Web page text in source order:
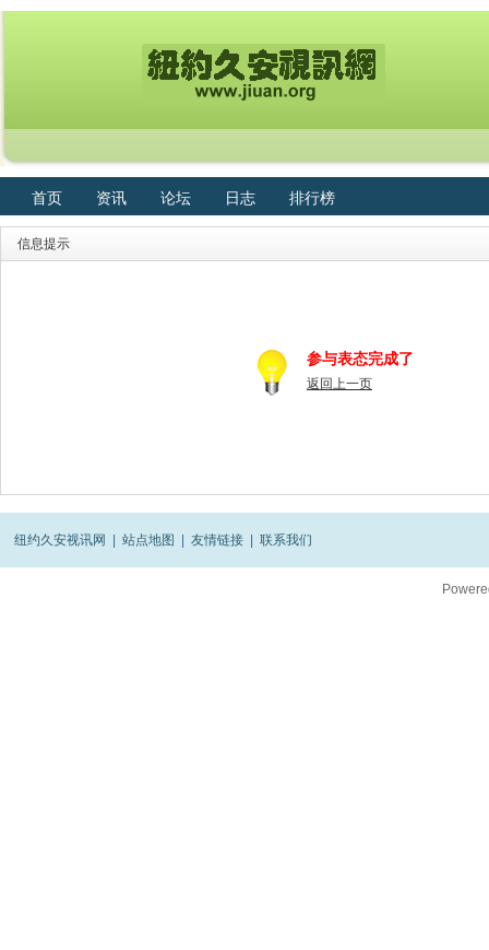
首页 资讯 论坛 日志 排行榜
信息提示
参与表态完成了
返回上一页
纽约久安视讯网 站点地图 友情链接 联系我们